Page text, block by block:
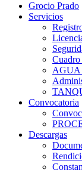
Grocio Prado
Servicios
AGUA
Convocatoria
Descargas